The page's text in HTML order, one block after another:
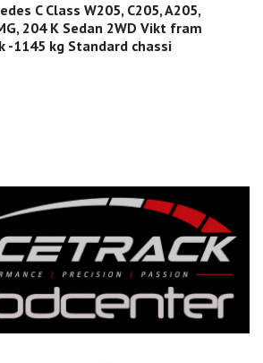
C Class W205, C205, A205,
204 K Sedan 2WD Vikt fram
-1145 kg Standard chassi